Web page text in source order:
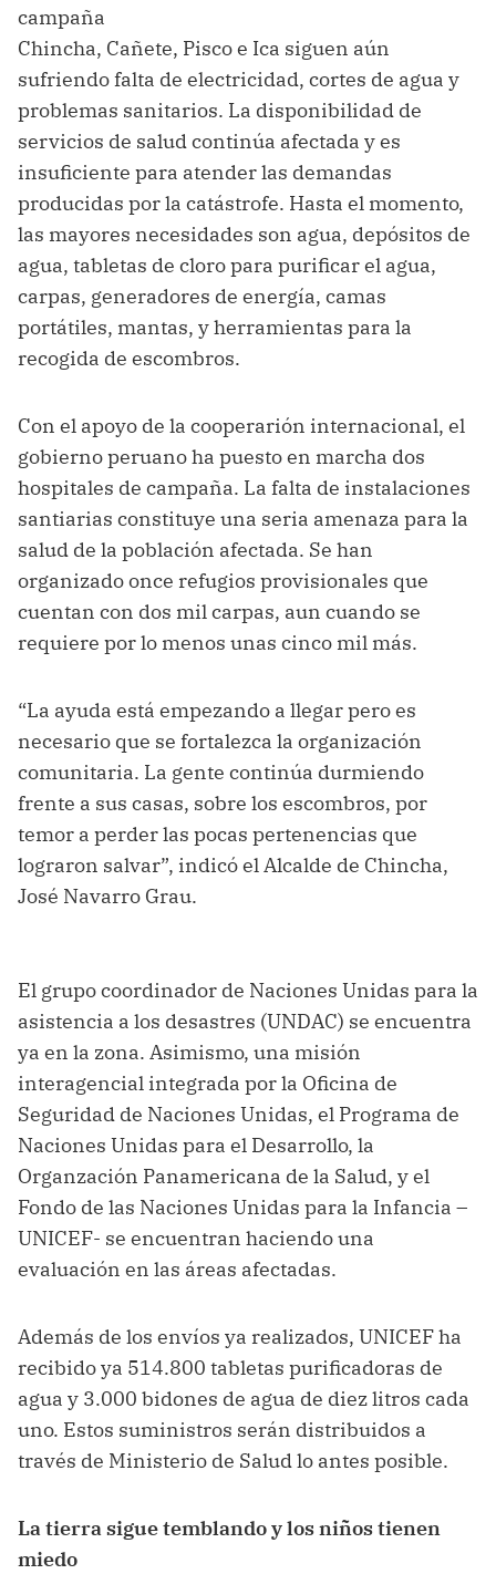
campaña
Chincha, Cañete, Pisco e Ica siguen aún
sufriendo falta de electricidad, cortes de agua y
problemas sanitarios. La disponibilidad de
servicios de salud continúa afectada y es
insuficiente para atender las demandas
producidas por la catástrofe. Hasta el momento,
las mayores necesidades son agua, depósitos de
agua, tabletas de cloro para purificar el agua,
carpas, generadores de energía, camas
portátiles, mantas, y herramientas para la
recogida de escombros.
Con el apoyo de la cooperarión internacional, el
gobierno peruano ha puesto en marcha dos
hospitales de campaña. La falta de instalaciones
santiarias constituye una seria amenaza para la
salud de la población afectada. Se han
organizado once refugios provisionales que
cuentan con dos mil carpas, aun cuando se
requiere por lo menos unas cinco mil más.
“La ayuda está empezando a llegar pero es
necesario que se fortalezca la organización
comunitaria. La gente continúa durmiendo
frente a sus casas, sobre los escombros, por
temor a perder las pocas pertenencias que
lograron salvar”, indicó el Alcalde de Chincha,
José Navarro Grau.
El grupo coordinador de Naciones Unidas para la
asistencia a los desastres (UNDAC) se encuentra
ya en la zona. Asimismo, una misión
interagencial integrada por la Oficina de
Seguridad de Naciones Unidas, el Programa de
Naciones Unidas para el Desarrollo, la
Organzación Panamericana de la Salud, y el
Fondo de las Naciones Unidas para la Infancia –
UNICEF- se encuentran haciendo una
evaluación en las áreas afectadas.
Además de los envíos ya realizados, UNICEF ha
recibido ya 514.800 tabletas purificadoras de
agua y 3.000 bidones de agua de diez litros cada
uno. Estos suministros serán distribuidos a
través de Ministerio de Salud lo antes posible.
La tierra sigue temblando y los niños tienen
miedo